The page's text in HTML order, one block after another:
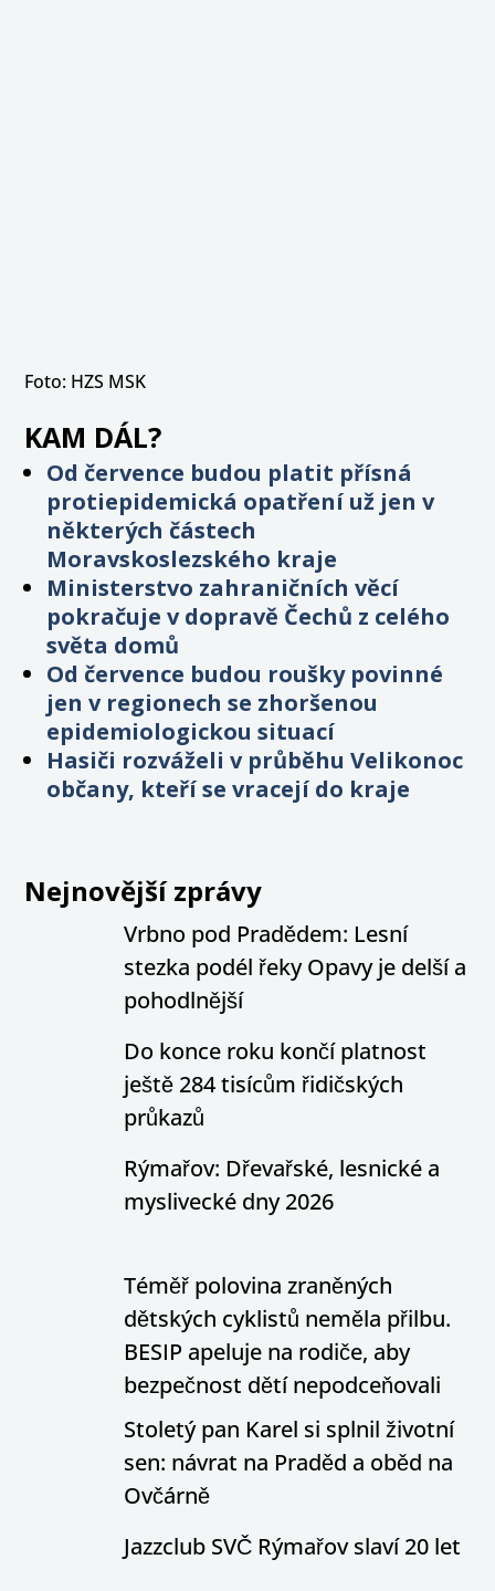
Foto: HZS MSK
KAM DÁL?
Od července budou platit přísná
protiepidemická opatření už jen v
některých částech
Moravskoslezského kraje
Ministerstvo zahraničních věcí
pokračuje v dopravě Čechů z celého
světa domů
Od července budou roušky povinné
jen v regionech se zhoršenou
epidemiologickou situací
Hasiči rozváželi v průběhu Velikonoc
občany, kteří se vracejí do kraje
Nejnovější zprávy
Vrbno pod Pradědem: Lesní
stezka podél řeky Opavy je delší a
pohodlnější
Do konce roku končí platnost
ještě 284 tisícům řidičských
průkazů
Rýmařov: Dřevařské, lesnické a
myslivecké dny 2026
Téměř polovina zraněných
dětských cyklistů neměla přilbu.
BESIP apeluje na rodiče, aby
bezpečnost dětí nepodceňovali
Stoletý pan Karel si splnil životní
sen: návrat na Praděd a oběd na
Ovčárně
Jazzclub SVČ Rýmařov slaví 20 let